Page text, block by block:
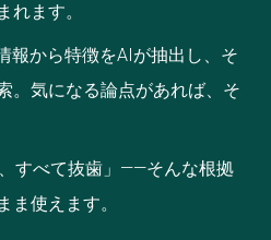
れます。
報から特徴をAIが抽出し、そ
。気になる論点があれば、そ
すべて抜歯」——そんな根拠
ま使えます。